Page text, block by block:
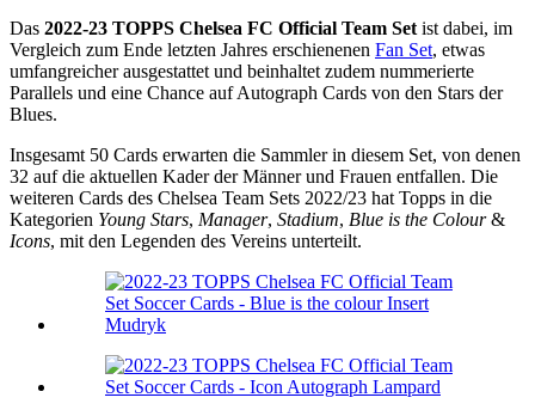
Das 2022-23 TOPPS Chelsea FC Official Team Set ist dabei, im
Vergleich zum Ende letzten Jahres erschienenen Fan Set, etwas
umfangreicher ausgestattet und beinhaltet zudem nummerierte
Parallels und eine Chance auf Autograph Cards von den Stars der
Blues.
Insgesamt 50 Cards erwarten die Sammler in diesem Set, von denen
32 auf die aktuellen Kader der Männer und Frauen entfallen. Die
weiteren Cards des Chelsea Team Sets 2022/23 hat Topps in die
Kategorien Young Stars, Manager, Stadium, Blue is the Colour&
Icons, mit den Legenden des Vereins unterteilt.